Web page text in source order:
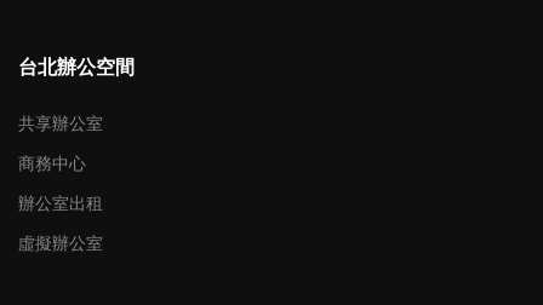
台北辦公空間
共享辦公室
商務中心
辦公室出租
虛擬辦公室